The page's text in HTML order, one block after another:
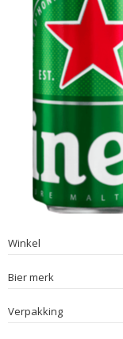
Winkel
Bier merk
Verpakking